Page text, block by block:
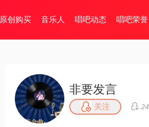
原创购买 音乐人 唱吧动态 唱吧荣誉
非要发言
关注 24